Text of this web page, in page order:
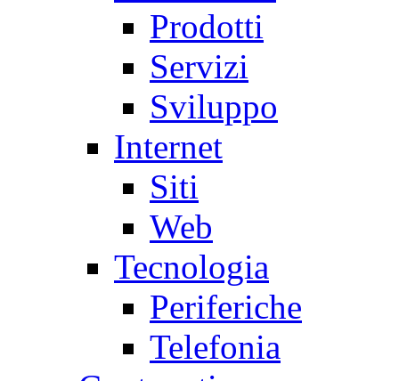
Prodotti
Servizi
Sviluppo
Internet
Siti
Web
Tecnologia
Periferiche
Telefonia